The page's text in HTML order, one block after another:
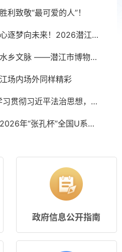
利致敬“最可爱的人”！
花儿朵朵绽芳华，童心逐梦向未来！2026潜江市“花儿朵朵向太阳”少儿艺术展演决赛圆满落幕
探寻江汉楚韵，传承水乡文脉 ——潜江市博物馆研学课堂开讲
场内场外同样精彩
市文旅局组织开展“学习贯彻习近平法治思想，强化行政执法能力建设”专题培训集中学习
市少儿体校健儿征战2026年“张孔杯”全国U系列举重冠军赛暨全国体校举重锦标赛获7金5银
政府信息公开指南